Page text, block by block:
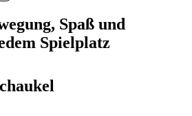
Spaß und
Spielplatz